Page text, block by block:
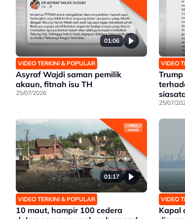
01:06
VIDEO TERKINI & POPULAR
Asyraf Wajdi saman pemilik
akaun, fitnah isu TH
25/07/2026
VIDEO
25/07/
01:17
VIDEO TERKINI & POPULAR
10 maut, hampir 100 cedera
VIDEO
Kapal